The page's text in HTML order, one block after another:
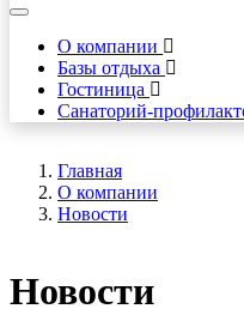
О компании
Базы отдыха
Гостиница
Санаторий-
Главная
О компании
Новости
Новости